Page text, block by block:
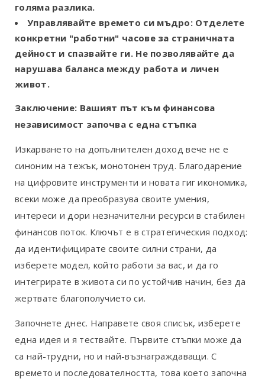
голяма разлика.
Управлявайте времето си мъдро: Отделете
конкретни "работни" часове за страничната
дейност и спазвайте ги. Не позволявайте да
нарушава баланса между работа и личен
живот.
Заключение: Вашият път към финансова
независимост започва с една стъпка
Изкарването на допълнителен доход вече не е
синоним на тежък, монотонен труд. Благодарение
на цифровите инструменти и новата гиг икономика,
всеки може да преобразува своите умения,
интереси и дори незначителни ресурси в стабилен
финансов поток. Ключът е в стратегическия подход:
да идентифицирате своите силни страни, да
изберете модел, който работи за вас, и да го
интегрирате в живота си по устойчив начин, без да
жертвате благополучието си.
Започнете днес. Направете своя списък, изберете
една идея и я тествайте. Първите стъпки може да
са най-трудни, но и най-възнаграждаващи. С
времето и последователността, това което започна